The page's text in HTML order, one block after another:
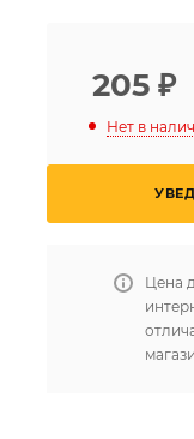
205 ₽
Нет в
Цена